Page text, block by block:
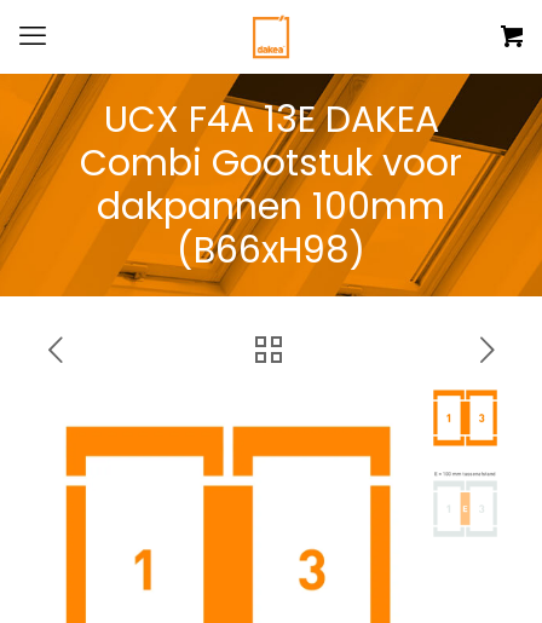
UCX F4A 13E DAKEA
Combi Gootstuk voor
dakpannen 100mm
(B66xH98)